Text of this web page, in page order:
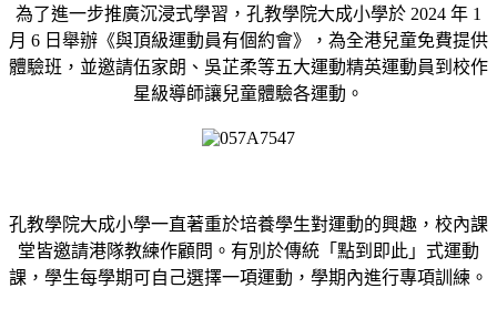
為了進一步推廣沉浸式學習，孔教學院大成小學於 2024 年 1
月 6 日舉辦《與頂級運動員有個約會》，為全港兒童免費提供
體驗班，並邀請伍家朗、吳芷柔等五大運動精英運動員到校作
星級導師讓兒童體驗各運動。
孔教學院大成小學一直著重於培養學生對運動的興趣，校內課
堂皆邀請港隊教練作顧問。有別於傳統「點到即此」式運動
課，學生每學期可自己選擇一項運動，學期內進行專項訓練。